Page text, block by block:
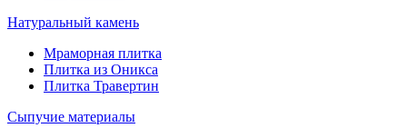
Натуральный камень
Мраморная плитка
Плитка из Оникса
Плитка Травертин
Сыпучие материалы